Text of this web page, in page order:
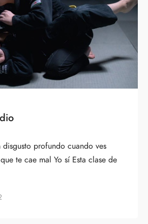
disgusto profundo cuando ves
te cae mal Yo sí Esta clase de